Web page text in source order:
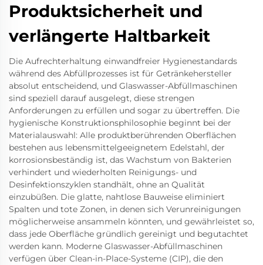
Produktsicherheit und
verlängerte Haltbarkeit
Die Aufrechterhaltung einwandfreier Hygienestandards
während des Abfüllprozesses ist für Getränkehersteller
absolut entscheidend, und Glaswasser-Abfüllmaschinen
sind speziell darauf ausgelegt, diese strengen
Anforderungen zu erfüllen und sogar zu übertreffen. Die
hygienische Konstruktionsphilosophie beginnt bei der
Materialauswahl: Alle produktberührenden Oberflächen
bestehen aus lebensmittelgeeignetem Edelstahl, der
korrosionsbeständig ist, das Wachstum von Bakterien
verhindert und wiederholten Reinigungs- und
Desinfektionszyklen standhält, ohne an Qualität
einzubüßen. Die glatte, nahtlose Bauweise eliminiert
Spalten und tote Zonen, in denen sich Verunreinigungen
möglicherweise ansammeln könnten, und gewährleistet so,
dass jede Oberfläche gründlich gereinigt und begutachtet
werden kann. Moderne Glaswasser-Abfüllmaschinen
verfügen über Clean-in-Place-Systeme (CIP), die den